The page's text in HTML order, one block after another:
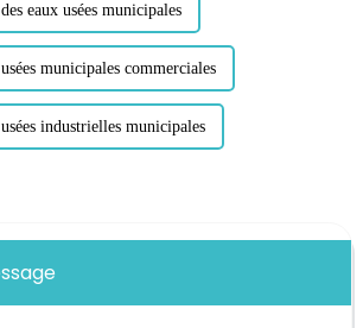
eaux usées municipales
municipales commerciales
industrielles municipales